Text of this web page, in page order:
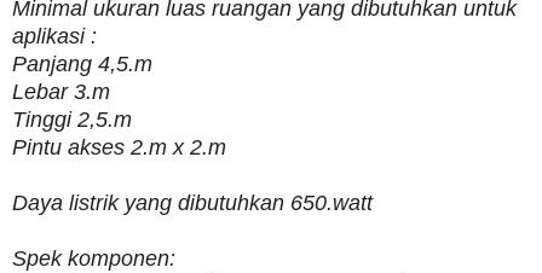
Minimal ukuran luas ruangan yang dibutuhkan untuk
aplikasi :
Panjang 4,5.m
Lebar 3.m
Tinggi 2,5.m
Pintu akses 2.m x 2.m
Daya listrik yang dibutuhkan 650.watt
Spek komponen: